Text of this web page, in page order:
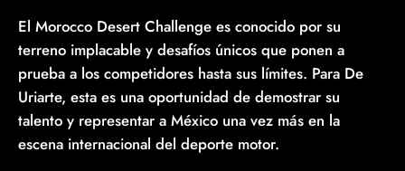
El Morocco Desert Challenge es conocido por su
terreno implacable y desafíos únicos que ponen a
prueba a los competidores hasta sus límites. Para De
Uriarte, esta es una oportunidad de demostrar su
talento y representar a México una vez más en la
escena internacional del deporte motor.